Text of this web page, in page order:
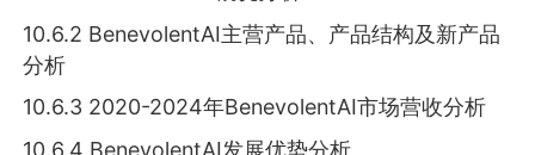
10.6.2 BenevolentAI主营产品、产品结构及新产品
分析
10.6.3 2020-2024年BenevolentAI市场营收分析
10.6.4 BenevolentAI发展优势分析